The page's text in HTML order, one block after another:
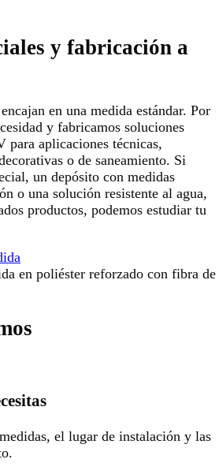
y fabricación a
en una medida estándar. Por
y fabricamos soluciones
para aplicaciones técnicas,
o de saneamiento. Si
un depósito con medidas
o una solución resistente al agua,
productos, podemos estudiar tu
en poliéster reforzado con fibra de
el lugar de instalación y las